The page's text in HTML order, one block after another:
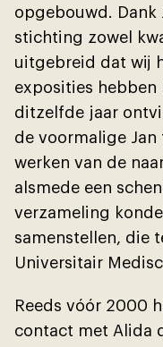
opgebouwd. Dank
stichting zowel
uitgebreid dat wĳ
exposities hebben
ditzelfde jaar
de voormalige
werken van de
alsmede een
verzameling
samenstellen, die
Universitair
Reeds vóór 2000
contact met Alida